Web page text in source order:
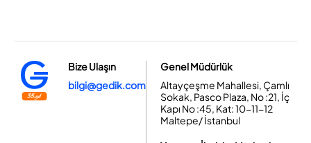
Bize Ulaşın
bilgi@gedik.com
Genel Müdürlük
Altayçeşme Mahallesi, Çamlı
Sokak, Pasco Plaza, No :21, İç
Kapı No :45, Kat: 10-11-12
Maltepe/ İstanbul